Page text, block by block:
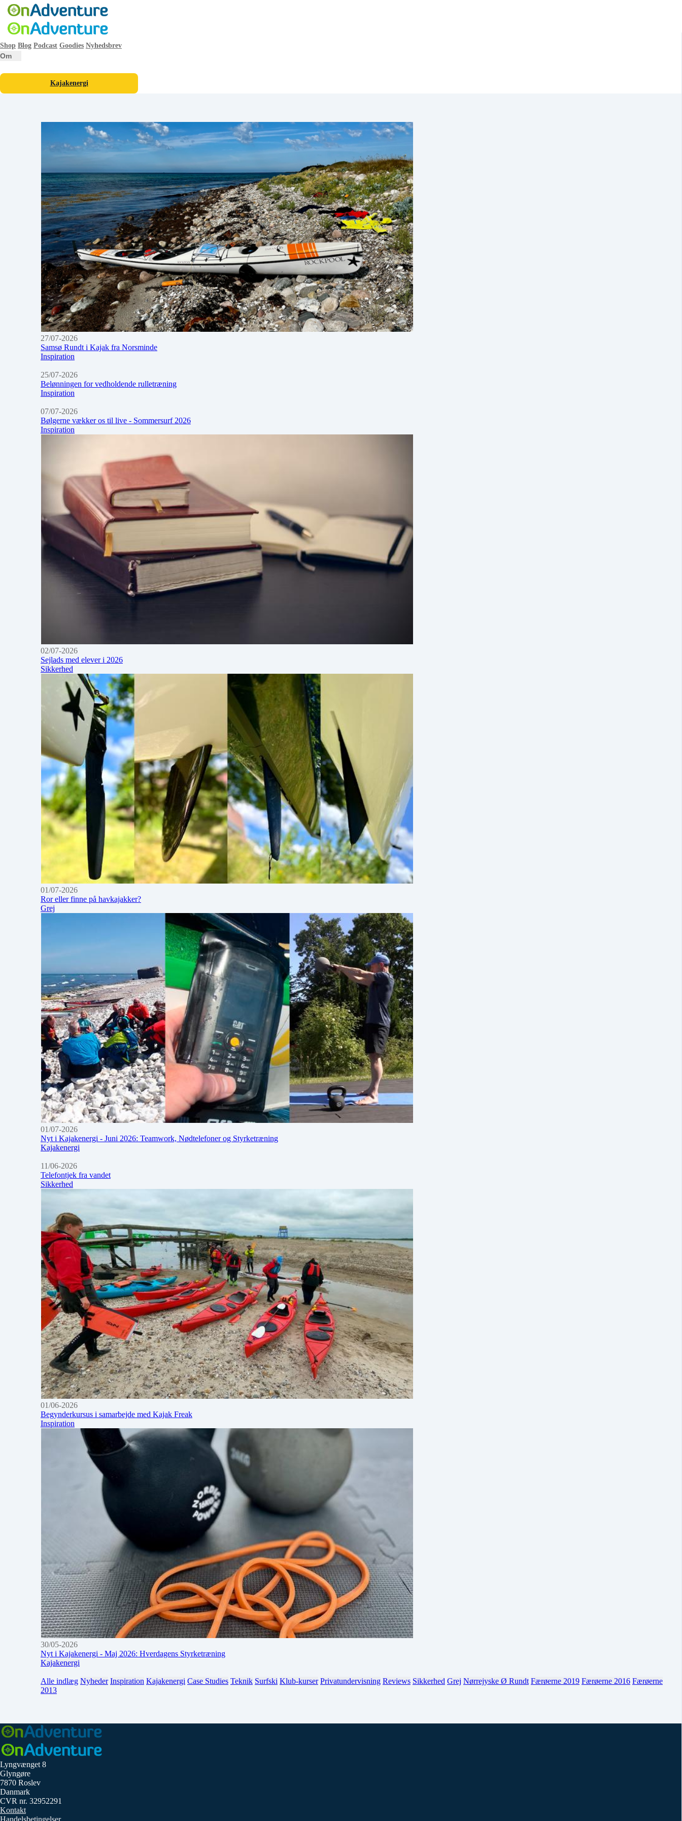
Shop Blog Podcast Goodies Nyhedsbrev
Om
Kajakenergi
27/07-2026
Samsø Rundt i Kajak fra Norsminde
Inspiration
25/07-2026
Belønningen for vedholdende rulletræning
Inspiration
07/07-2026
Bølgerne vækker os til live - Sommersurf 2026
Inspiration
02/07-2026
Sejlads med elever i 2026
Sikkerhed
01/07-2026
Ror eller finne på havkajakker?
Grej
01/07-2026
Nyt i Kajakenergi - Juni 2026: Teamwork, Nødtelefoner og Styrketræning
Kajakenergi
11/06-2026
Telefontjek fra vandet
Sikkerhed
01/06-2026
Begynderkursus i samarbejde med Kajak Freak
Inspiration
30/05-2026
Nyt i Kajakenergi - Maj 2026: Hverdagens Styrketræning
Kajakenergi
Alle indlæg Nyheder Inspiration Kajakenergi Case Studies Teknik Surfski Klub-kurser Privatundervisning Reviews Sikkerhed Grej Nørrejyske Ø Rundt Færøerne 2019 Færøerne 2016 Færøerne
2013
Lyngvænget 8
Glyngøre
7870 Roslev
Danmark
CVR nr. 32952291
Kontakt
Handelsbetingelser